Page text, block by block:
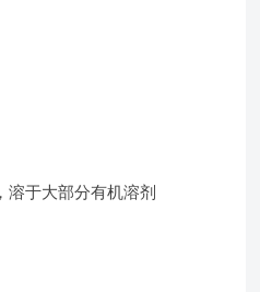
溶于大部分有机溶剂